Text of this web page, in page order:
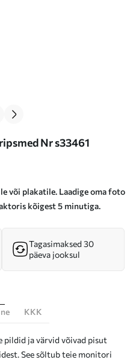
Nr s33461
või plakatile. Laadige oma foto
kõigest 5 minutiga.
Tagasimaksed 30
päeva jooksul
KKK
pildid ja värvid võivad pisut
See sõltub teie monitori